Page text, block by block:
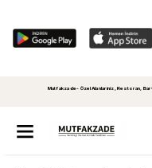
Mutfakzade - Özel Alanlariniz, Restoran,